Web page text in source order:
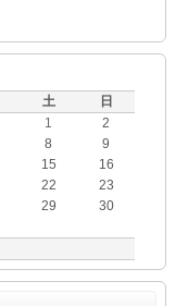
土 日
1
2
8
9
15
16
22
23
29
30